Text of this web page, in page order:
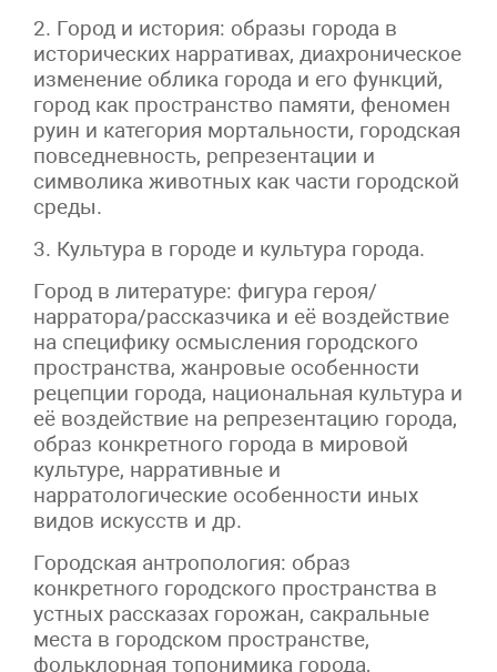
2. Город и история: образы города в
исторических нарративах, диахроническое
изменение облика города и его функций,
город как пространство памяти, феномен
руин и категория мортальности, городская
повседневность, репрезентации и
символика животных как части городской
среды.
3. Культура в городе и культура города.
Город в литературе: фигура героя/
нарратора/рассказчика и её воздействие
на специфику осмысления городского
пространства, жанровые особенности
рецепции города, национальная культура и
её воздействие на репрезентацию города,
образ конкретного города в мировой
культуре, нарративные и
нарратологические особенности иных
видов искусств и др.
Городская антропология: образ
конкретного городского пространства в
устных рассказах горожан, сакральные
места в городском пространстве,
фольклорная топонимика города,